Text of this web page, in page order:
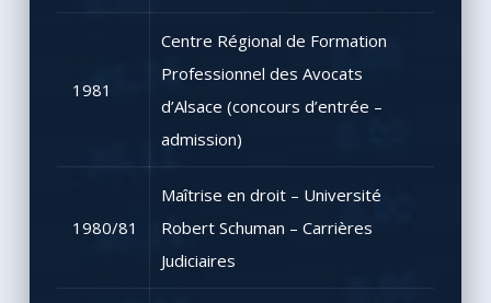
1981
Centre Régional de Formation
Professionnel des Avocats
d’Alsace (concours d’entrée –
admission)
1980/81
Maîtrise en droit – Université
Robert Schuman – Carrières
Judiciaires